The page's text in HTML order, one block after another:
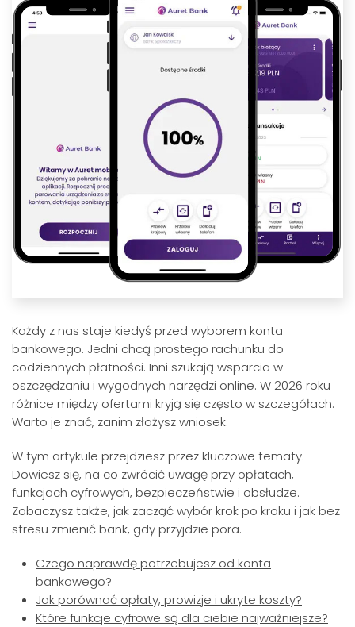
Każdy z nas staje kiedyś przed wyborem konta
bankowego. Jedni chcą prostego rachunku do
codziennych płatności. Inni szukają wsparcia w
oszczędzaniu i wygodnych narzędzi online. W 2026 roku
różnice między ofertami kryją się często w szczegółach.
Warto je znać, zanim złożysz wniosek.
W tym artykule przejdziesz przez kluczowe tematy.
Dowiesz się, na co zwrócić uwagę przy opłatach,
funkcjach cyfrowych, bezpieczeństwie i obsłudze.
Zobaczysz także, jak zacząć wybór krok po kroku i jak bez
stresu zmienić bank, gdy przyjdzie pora.
Czego naprawdę potrzebujesz od konta
bankowego?
Jak porównać opłaty, prowizje i ukryte koszty?
Które funkcje cyfrowe są dla ciebie najważniejsze?